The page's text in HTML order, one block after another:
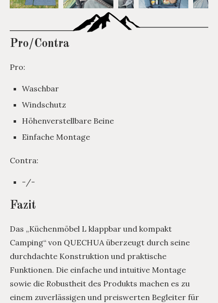
Pro/Contra
Pro:
Waschbar
Windschutz
Höhenverstellbare Beine
Einfache Montage
Contra:
-/-
Fazit
Das „Küchenmöbel L klappbar und kompakt
Camping“ von QUECHUA überzeugt durch seine
durchdachte Konstruktion und praktische
Funktionen. Die einfache und intuitive Montage
sowie die Robustheit des Produkts machen es zu
einem zuverlässigen und preiswerten Begleiter für